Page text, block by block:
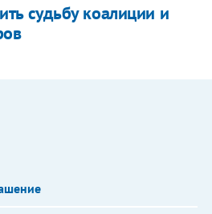
судьбу коалиции и